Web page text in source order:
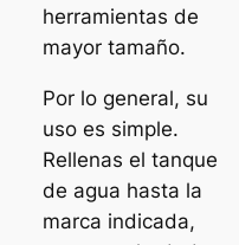
herramientas de
mayor tamaño.
Por lo general, su
uso es simple.
Rellenas el tanque
de agua hasta la
marca indicada,